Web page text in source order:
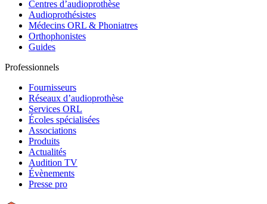
Centres d’audioprothèse
Audioprothésistes
Médecins ORL & Phoniatres
Orthophonistes
Guides
Professionnels
Fournisseurs
Réseaux d’audioprothèse
Services ORL
Écoles spécialisées
Associations
Produits
Actualités
Audition TV
Évènements
Presse pro